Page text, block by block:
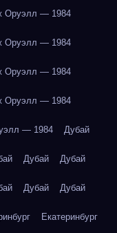
Оруэлл — 1984
Оруэлл — 1984
Оруэлл — 1984
Оруэлл — 1984
— 1984 Дубай
Дубай Дубай
Дубай Дубай
Екатеринбург